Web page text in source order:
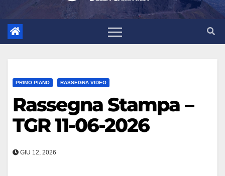
PRIMO PIANO RASSEGNA VIDEO
Rassegna Stampa –
TGR 11-06-2026
GIU 12, 2026